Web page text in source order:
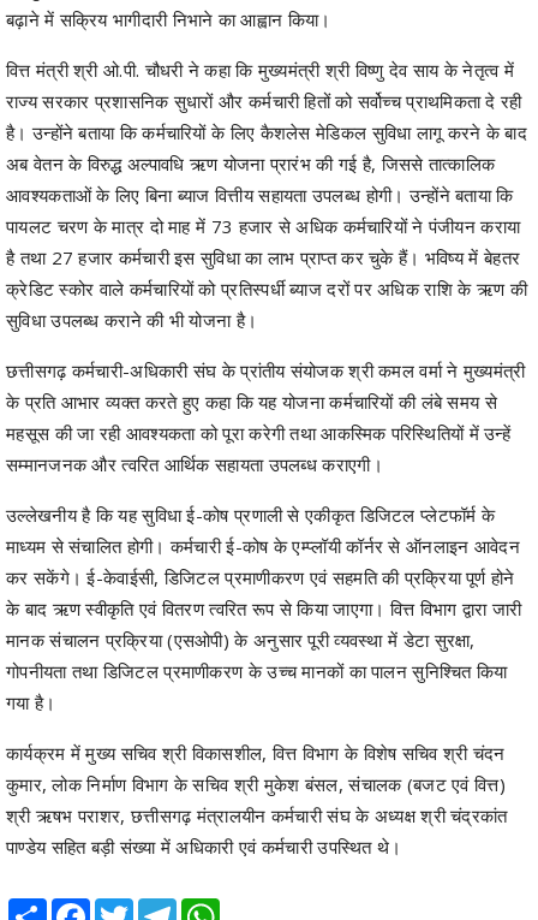
बढ़ाने में सक्रिय भागीदारी निभाने का आह्वान किया।
वित्त मंत्री श्री ओ.पी. चौधरी ने कहा कि मुख्यमंत्री श्री विष्णु देव साय के नेतृत्व में
राज्य सरकार प्रशासनिक सुधारों और कर्मचारी हितों को सर्वोच्च प्राथमिकता दे रही
है। उन्होंने बताया कि कर्मचारियों के लिए कैशलेस मेडिकल सुविधा लागू करने के बाद
अब वेतन के विरुद्ध अल्पावधि ऋण योजना प्रारंभ की गई है, जिससे तात्कालिक
आवश्यकताओं के लिए बिना ब्याज वित्तीय सहायता उपलब्ध होगी। उन्होंने बताया कि
पायलट चरण के मात्र दो माह में 73 हजार से अधिक कर्मचारियों ने पंजीयन कराया
है तथा 27 हजार कर्मचारी इस सुविधा का लाभ प्राप्त कर चुके हैं। भविष्य में बेहतर
क्रेडिट स्कोर वाले कर्मचारियों को प्रतिस्पर्धी ब्याज दरों पर अधिक राशि के ऋण की
सुविधा उपलब्ध कराने की भी योजना है।
छत्तीसगढ़ कर्मचारी-अधिकारी संघ के प्रांतीय संयोजक श्री कमल वर्मा ने मुख्यमंत्री
के प्रति आभार व्यक्त करते हुए कहा कि यह योजना कर्मचारियों की लंबे समय से
महसूस की जा रही आवश्यकता को पूरा करेगी तथा आकस्मिक परिस्थितियों में उन्हें
सम्मानजनक और त्वरित आर्थिक सहायता उपलब्ध कराएगी।
उल्लेखनीय है कि यह सुविधा ई-कोष प्रणाली से एकीकृत डिजिटल प्लेटफॉर्म के
माध्यम से संचालित होगी। कर्मचारी ई-कोष के एम्प्लॉयी कॉर्नर से ऑनलाइन आवेदन
कर सकेंगे। ई-केवाईसी, डिजिटल प्रमाणीकरण एवं सहमति की प्रक्रिया पूर्ण होने
के बाद ऋण स्वीकृति एवं वितरण त्वरित रूप से किया जाएगा। वित्त विभाग द्वारा जारी
मानक संचालन प्रक्रिया (एसओपी) के अनुसार पूरी व्यवस्था में डेटा सुरक्षा,
गोपनीयता तथा डिजिटल प्रमाणीकरण के उच्च मानकों का पालन सुनिश्चित किया
गया है।
कार्यक्रम में मुख्य सचिव श्री विकासशील, वित्त विभाग के विशेष सचिव श्री चंदन
कुमार, लोक निर्माण विभाग के सचिव श्री मुकेश बंसल, संचालक (बजट एवं वित्त)
श्री ऋषभ पराशर, छत्तीसगढ़ मंत्रालयीन कर्मचारी संघ के अध्यक्ष श्री चंद्रकांत
पाण्डेय सहित बड़ी संख्या में अधिकारी एवं कर्मचारी उपस्थित थे।
Share Facebook
Twitter Telegram